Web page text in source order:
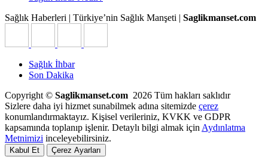
Sağlık Haberleri | Türkiye’nin Sağlık Manşeti | Saglikmanset.com
Sağlık İhbar
Son Dakika
Copyright © Saglikmanset.com 2026 Tüm hakları saklıdır
Sizlere daha iyi hizmet sunabilmek adına sitemizde çerez
konumlandırmaktayız. Kişisel verileriniz, KVKK ve GDPR
kapsamında toplanıp işlenir. Detaylı bilgi almak için Aydınlatma
Metnimizi inceleyebilirsiniz.
Kabul Et Çerez Ayarları